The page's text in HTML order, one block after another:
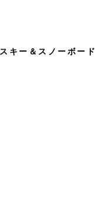
スキー＆スノーボード